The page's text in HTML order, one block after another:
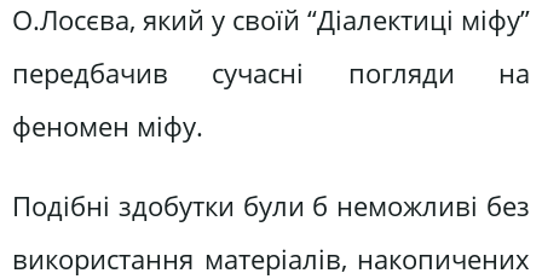
О.Лосєва, який у своїй “Діалектиці міфу”
передбачив сучасні погляди на
феномен міфу.
Подібні здобутки були б неможливі без
використання матеріалів, накопичених